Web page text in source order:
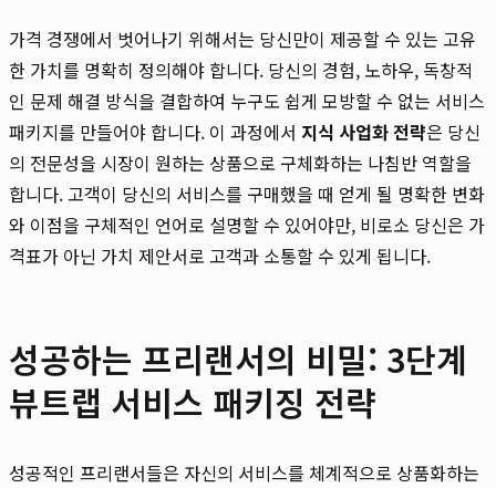
가격 경쟁에서 벗어나기 위해서는 당신만이 제공할 수 있는 고유
한 가치를 명확히 정의해야 합니다. 당신의 경험, 노하우, 독창적
인 문제 해결 방식을 결합하여 누구도 쉽게 모방할 수 없는 서비스
패키지를 만들어야 합니다. 이 과정에서 지식 사업화 전략은 당신
의 전문성을 시장이 원하는 상품으로 구체화하는 나침반 역할을
합니다. 고객이 당신의 서비스를 구매했을 때 얻게 될 명확한 변화
와 이점을 구체적인 언어로 설명할 수 있어야만, 비로소 당신은 가
격표가 아닌 가치 제안서로 고객과 소통할 수 있게 됩니다.
성공하는 프리랜서의 비밀: 3단계
뷰트랩 서비스 패키징 전략
성공적인 프리랜서들은 자신의 서비스를 체계적으로 상품화하는